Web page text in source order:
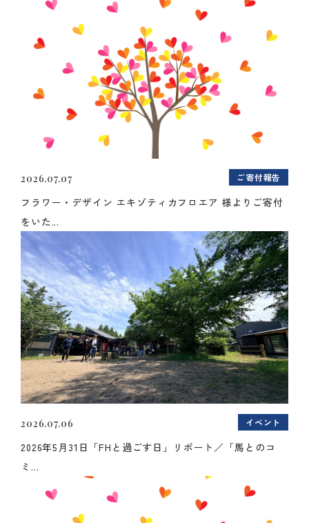
2026.07.07 ご寄付報告
フラワー・デザイン エキゾティカフロエア 様よりご寄付
をいた...
2026.07.06 イベント
2026年5月31日「FHと過ごす日」リポート／「馬とのコ
ミ...